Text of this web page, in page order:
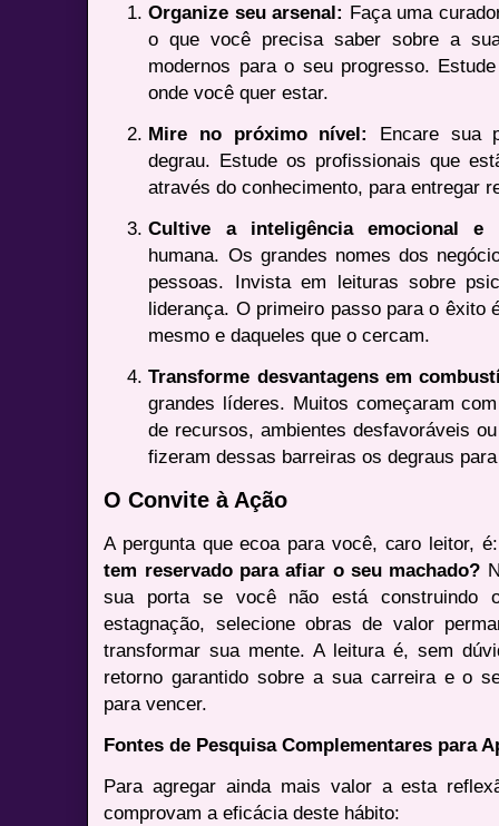
Organize seu arsenal: Faça uma
o que você precisa saber sobre a
modernos para o seu progresso.
onde você quer estar.
Mire no próximo nível:
Encare sua
degrau. Estude os profissionais que
através do conhecimento, para entregar
Cultive a inteligência emocional e
humana. Os grandes nomes dos
pessoas. Invista em leituras sobre
liderança. O primeiro passo para o êxito
mesmo e daqueles que o cercam.
Transforme desvantagens em
grandes líderes. Muitos começaram
de recursos, ambientes desfavoráveis
fizeram dessas barreiras os degraus
O Convite à Ação
A pergunta que ecoa para você, caro leitor,
tem reservado para afiar o seu machado?
sua porta se você não está construindo
estagnação, selecione obras de valor
transformar sua mente. A leitura é, sem
retorno garantido sobre a sua carreira e o
para vencer.
Fontes de Pesquisa Complementares para
Para agregar ainda mais valor a esta
comprovam a eficácia deste hábito: